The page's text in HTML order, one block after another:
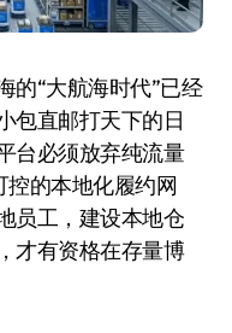
的“大航海时代”已经
包直邮打天下的日
台必须放弃纯流量
的本地化履约网
员工，建设本地仓
才有资格在存量博